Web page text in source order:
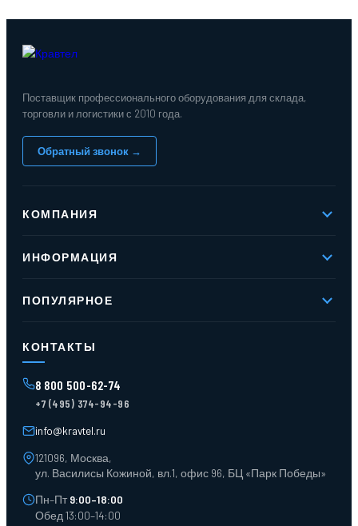
Поставщик профессионального оборудования для склада,
торговли и логистики с 2010 года.
Обратный звонок →
КОМПАНИЯ
Реквизиты
Контакты
ИНФОРМАЦИЯ
Доставка и оплата
ПОПУЛЯРНОЕ
Контейнеры для отходов
Поддоны
Ящики пластиковые
Тара пласт. и металл.
Тележки для склада
КОНТАКТЫ
8 800 500-62-74
+7 (495) 374-94-96
info@kravtel.ru
121096, Москва,
ул. Василисы Кожиной, вл.1, офис 96, БЦ «Парк Победы»
Пн–Пт9:00–18:00
Обед 13:00–14:00